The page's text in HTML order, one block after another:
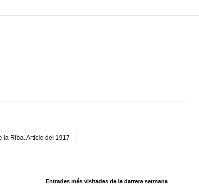
la Riba. Article del 1917
Entrades més visitades de la darrera setmana